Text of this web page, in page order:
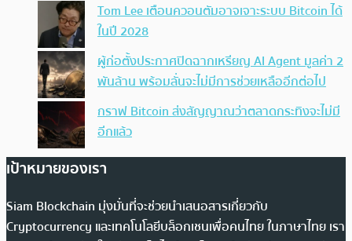
Tom Lee เตือนควอนตัมอาจเจาะระบบ Bitcoin ได้
ในปี 2028
ผู้ก่อตั้งประกาศปิดฉากเหรียญ AI Agent มูลค่า 2
พันล้าน พร้อมลั่นจะไม่มีการช่วยเหลืออีกต่อไป
กราฟ Bitcoin ส่งสัญญาณว่าตลาดกระทิงจะไม่มี
อีกแล้ว
เป้าหมายของเรา
Siam Blockchain มุ่งมั่นที่จะช่วยนำเสนอสารเกี่ยวกับ
Cryptocurrency และเทคโนโลยีบล็อกเชนเพื่อคนไทย ในภาษาไทย เรา